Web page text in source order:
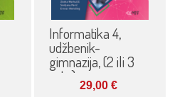
Informatika 4,
udžbenik-
gimnazija, (2 ili 3
sata)
29,00€